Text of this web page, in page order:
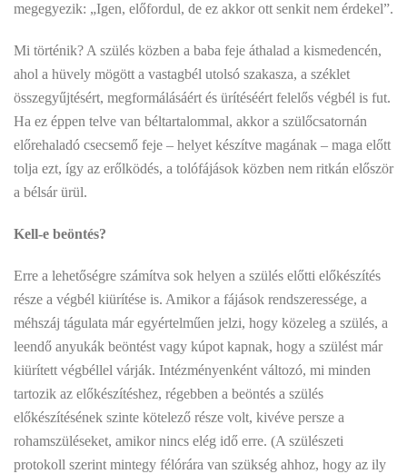
megegyezik: „Igen, előfordul, de ez akkor ott senkit nem érdekel”.
Mi történik? A szülés közben a baba feje áthalad a kismedencén,
ahol a hüvely mögött a vastagbél utolsó szakasza, a széklet
összegyűjtésért, megformálásáért és ürítéséért felelős végbél is fut.
Ha ez éppen telve van béltartalommal, akkor a szülőcsatornán
előrehaladó csecsemő feje – helyet készítve magának – maga előtt
tolja ezt, így az erőlködés, a tolófájások közben nem ritkán először
a bélsár ürül.
Kell-e beöntés?
Erre a lehetőségre számítva sok helyen a szülés előtti előkészítés
része a végbél kiürítése is. Amikor a fájások rendszeressége, a
méhszáj tágulata már egyértelműen jelzi, hogy közeleg a szülés, a
leendő anyukák beöntést vagy kúpot kapnak, hogy a szülést már
kiürített végbéllel várják. Intézményenként változó, mi minden
tartozik az előkészítéshez, régebben a beöntés a szülés
előkészítésének szinte kötelező része volt, kivéve persze a
rohamszüléseket, amikor nincs elég idő erre. (A szülészeti
protokoll szerint mintegy félórára van szükség ahhoz, hogy az ily